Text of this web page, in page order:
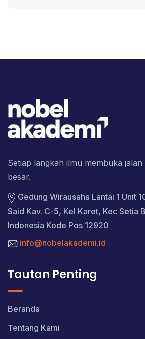
Setiap langkah ilmu membuka
besar.
Gedung Wirausaha Lantai 1 Unit
Said Kav. C-5, Kel Karet, Kec Setia
Indonesia Kode Pos 12920
info@nobelakademi.id
Tautan Penting
Beranda
Tentang Kami